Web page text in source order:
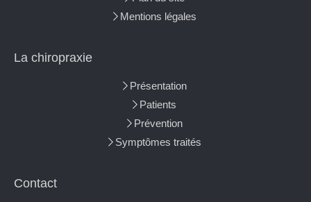
Mentions légales
La chiropraxie
Présentation
Patients
Prévention
Symptômes traités
Contact